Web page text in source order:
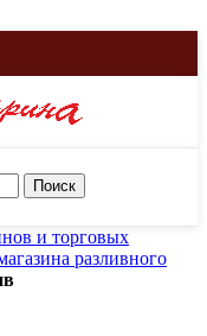
Поиск
и торговых
разливного